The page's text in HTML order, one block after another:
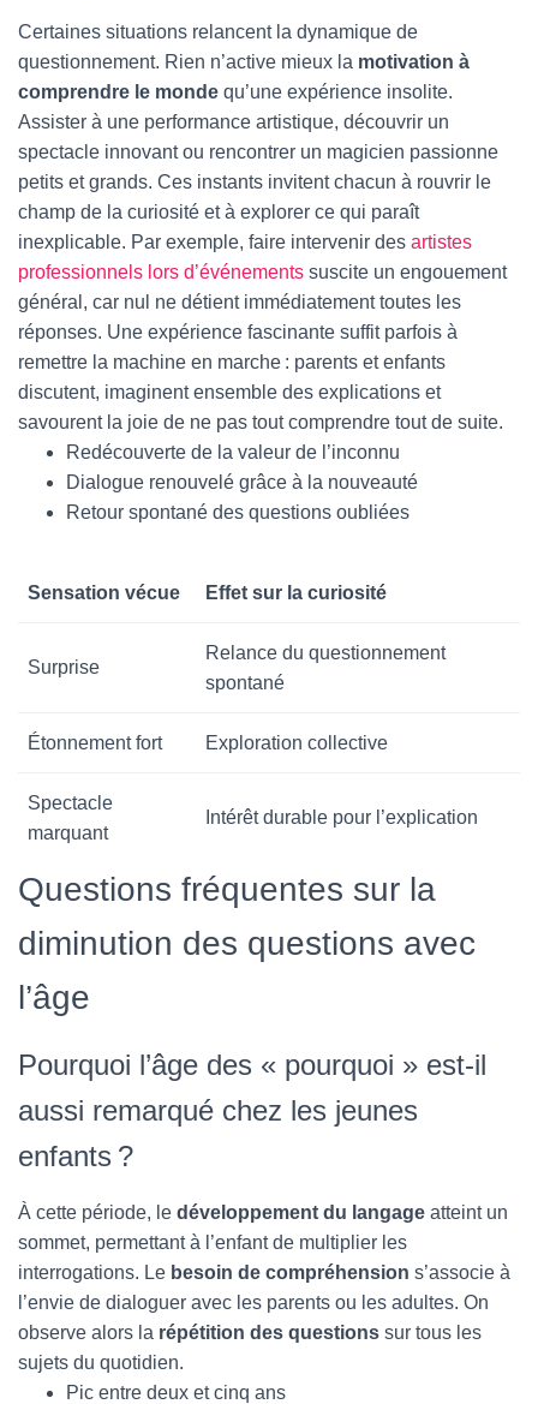
Certaines situations relancent la dynamique de
questionnement. Rien n’active mieux la motivation à
comprendre le monde qu’une expérience insolite.
Assister à une performance artistique, découvrir un
spectacle innovant ou rencontrer un magicien passionne
petits et grands. Ces instants invitent chacun à rouvrir le
champ de la curiosité et à explorer ce qui paraît
inexplicable. Par exemple, faire intervenir des artistes
professionnels lors d’événements suscite un engouement
général, car nul ne détient immédiatement toutes les
réponses. Une expérience fascinante suffit parfois à
remettre la machine en marche : parents et enfants
discutent, imaginent ensemble des explications et
savourent la joie de ne pas tout comprendre tout de suite.
Redécouverte de la valeur de l’inconnu
Dialogue renouvelé grâce à la nouveauté
Retour spontané des questions oubliées
Sensation vécue Effet sur la curiosité
Surprise
Relance du questionnement
spontané
Étonnement fort Exploration collective
Spectacle
marquant
Intérêt durable pour l’explication
Questions fréquentes sur la
diminution des questions avec
l’âge
Pourquoi l’âge des « pourquoi » est-il
aussi remarqué chez les jeunes
enfants ?
À cette période, le développement du langage atteint un
sommet, permettant à l’enfant de multiplier les
interrogations. Le besoin de compréhension s’associe à
l’envie de dialoguer avec les parents ou les adultes. On
observe alors la répétition des questions sur tous les
sujets du quotidien.
Pic entre deux et cinq ans